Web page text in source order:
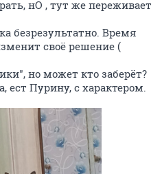
нО , тут же переживает
безрезультатно. Время
своё решение (
но может кто заберёт?
ест Пурину, с характером.